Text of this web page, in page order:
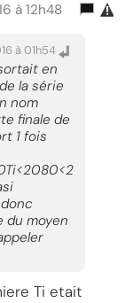
à 12h48
à 01h54
en
la série
nom
finale de
1 fois
du moyen
Ti etait